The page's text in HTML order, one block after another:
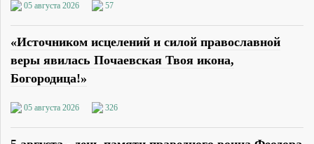
05 августа 2026 57
«Источником исцелений и силой православной
веры явилась Почаевская Твоя икона,
Богородица!»
05 августа 2026 326